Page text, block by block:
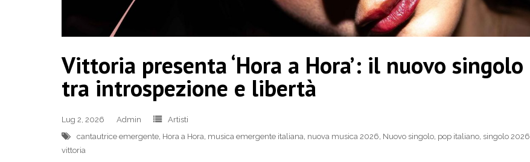
Vittoria presenta ‘Hora a Hora’: il nuovo singolo
tra introspezione e libertà
Lug 2, 2026 Admin
Artisti
cantautrice emergente, Hora a Hora, musica emergente italiana, nuova musica 2026, Nuovo singolo, pop italiano, singolo 2026
vittoria